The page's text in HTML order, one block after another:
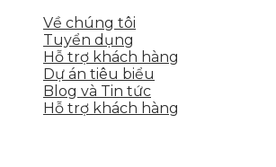
Về chúng tôi
Tuyển dụng
Hỗ trợ khách hàng
Dự án tiêu biểu
Blog và Tin tức
Hỗ trợ khách hàng